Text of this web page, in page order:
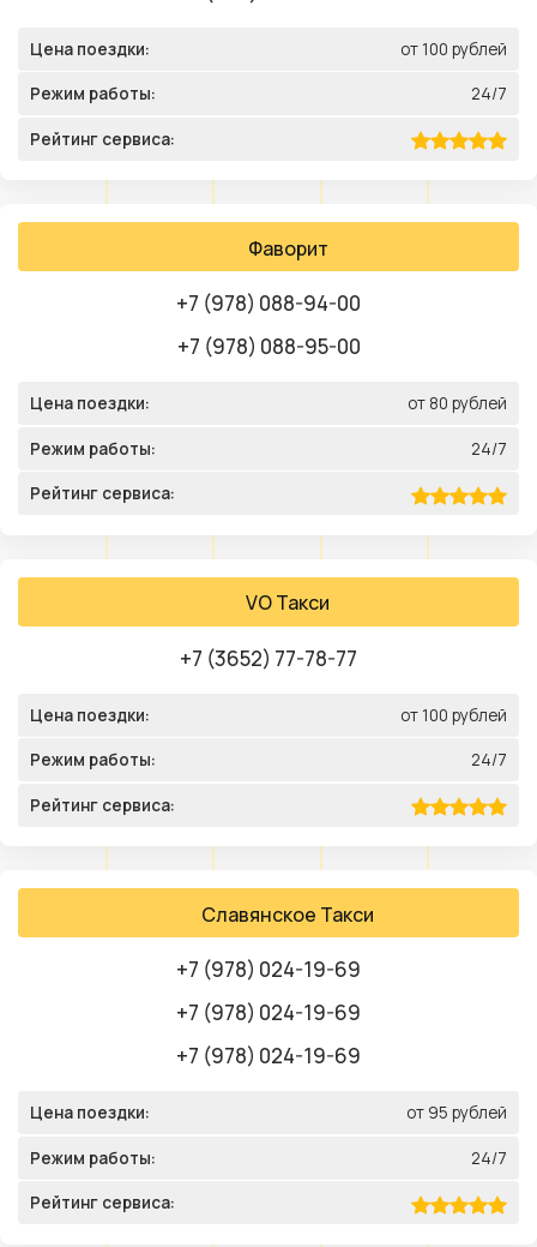
Цена поездки: от 100 рублей
Режим работы: 24/7
Рейтинг сервиса:
Фаворит
+7 (978) 088-94-00
+7 (978) 088-95-00
Цена поездки: от 80 рублей
Режим работы: 24/7
Рейтинг сервиса:
VO Такси
+7 (3652) 77-78-77
Цена поездки: от 100 рублей
Режим работы: 24/7
Рейтинг сервиса:
Славянское Такси
+7 (978) 024-19-69
+7 (978) 024-19-69
+7 (978) 024-19-69
Цена поездки: от 95 рублей
Режим работы: 24/7
Рейтинг сервиса: